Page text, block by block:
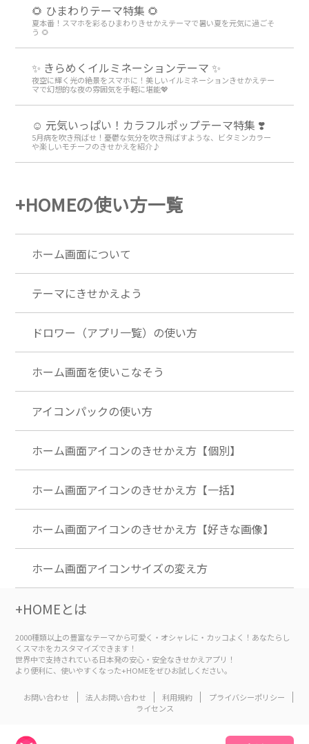
🌻 ひまわりテーマ特集 🌻
夏本番！スマホを彩るひまわりきせかえテーマで暑い夏を元気に過ごそ
う 🌻
✨️ きらめくイルミネーションテーマ ✨️
夜空に輝く光の絶景をスマホに！美しいイルミネーションきせかえテー
マで幻想的な夜の雰囲気を手軽に堪能💖
☺️ 元気いっぱい！カラフルポップテーマ特集 ❣️
5月病を吹き飛ばせ！憂鬱な気分を吹き飛ばすような、ビタミンカラー
や楽しいモチーフのきせかえを紹介♪
+HOMEの使い方一覧
ホーム画面について
テーマにきせかえよう
ドロワー（アプリ一覧）の使い方
ホーム画面を使いこなそう
アイコンパックの使い方
ホーム画面アイコンのきせかえ方【個別】
ホーム画面アイコンのきせかえ方【一括】
ホーム画面アイコンのきせかえ方【好きな画像】
ホーム画面アイコンサイズの変え方
+HOMEとは
2000種類以上の豊富なテーマから可愛く・オシャレに・カッコよく！あなたらし
くスマホをカスタマイズできます！
世界中で支持されている日本発の安心・安全なきせかえアプリ！
より便利に、使いやすくなった+HOMEをぜひお試しください。
お問い合わせ 法人お問い合わせ 利用規約
プライバシーポリシー
ライセンス